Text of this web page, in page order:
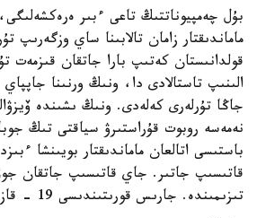
بۇل چەمپيوناتتىڭ تاعى ءبىر ەرەكشەلىگى،
ماماندىقتار زامان تالابىنا ساي وزگەرىپ
قولدانىستان كەتىپ بارا جاتقان قىزمەت
الىنىپ تاستالادى دا، ونىڭ ورنىنا
جاڭا تۇرلەرى كەلەدى. ونىڭ ىشىندە
نەمەسە روبوت قۇراستىرۋ سياقتى تىڭ
باستىسى اتالعان ماماندىقتار بويىنشا
قاتىسىپ جاتىر. جاي قاتىسىپ جاتقان
تىزىمىندە. جارىس قورىتىندىسى 19 - قازاندا بەلگىلى بولادى.